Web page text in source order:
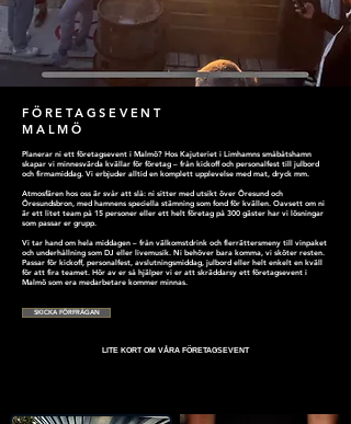
FÖRETAGSEVENT
MALMÖ
Planerar ni ett företagsevent i Malmö? Hos Kajuteriet i Limhamns småbåtshamn
skapar vi minnesvärda kvällar för företag – från kickoff och personalfest till julbord
och firmamiddag. Vi erbjuder alltid en komplett upplevelse med mat, dryck mm.
Atmosfären hos oss är svår att slå: ni sitter med utsikt över Öresund och
Öresundsbron, med hamnens speciella stämning som fond för kvällen. Oavsett om ni
är ett litet team på 15 personer eller ett helt företag på 300 gäster har vi lösningar
som passar er grupp.
Vi tar hand om hela middagen – från välkomstdrink och flerrättersmeny till vinpaket
och underhållning som DJ eller livemusik. Ni behöver bara komma, vi sköter resten.
Passar för kickoff, personalfest, avslutningsmiddag, julbord eller helt enkelt en kväll
för att fira teamet. Hör av er så hjälper vi er att skräddarsy ett företagsevent i
Malmö som era medarbetare kommer minnas.
SKICKA FÖRFRÅGAN
LITE KORT OM VÅRA FÖRETAGSEVENT